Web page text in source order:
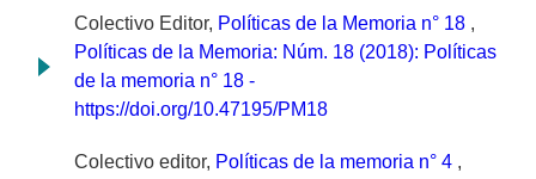
Colectivo Editor, Políticas de la Memoria n° 18 ,
Políticas de la Memoria: Núm. 18 (2018): Políticas
de la memoria n° 18 -
https://doi.org/10.47195/PM18
Colectivo editor, Políticas de la memoria n° 4 ,